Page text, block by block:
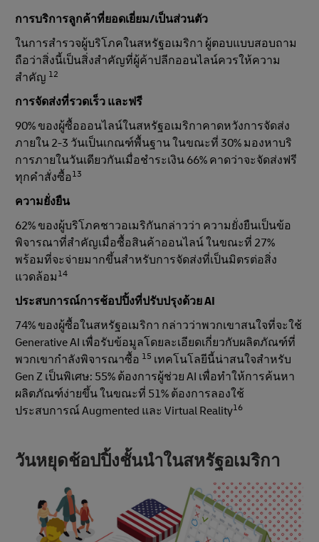
การบริการลูกค้าที่ยอดเยี่ยม/เป็นส่วนตัว
ในการสํารวจผู้บริโภคในสหรัฐอเมริกา ผู้ตอบแบบสอบถาม
ถือว่าสิ่งนี้เป็นสิ่งสําคัญที่ผู้ค้าปลีกออนไลน์ควรให้ความ
สําคัญ 12
การจัดส่งที่รวดเร็ว และฟรี
90% ของผู้ซื้อออนไลน์ในสหรัฐอเมริกาคาดหวังการจัดส่ง
ภายใน 2-3 วันเป็นเกณฑ์พื้นฐาน ในขณะที่ 30% มองหาบริ
การภายในวันเดียวกันเมื่อชําระเงิน 66% คาดว่าจะจัดส่งฟรี
ทุกคําสั่งซื้อ13
ความยั่งยืน
62% ของผู้บริโภคชาวอเมริกันกล่าวว่า ความยั่งยืนเป็นข้อ
พิจารณาที่สําคัญเมื่อซื้อสินค้าออนไลน์ ในขณะที่ 27%
พร้อมที่จะจ่ายมากขึ้นสําหรับการจัดส่งที่เป็นมิตรต่อสิ่ง
แวดล้อม 14
ประสบการณ์การช้อปปิ้งที่ปรับปรุงด้วย AI
74% ของผู้ซื้อในสหรัฐอเมริกา กล่าวว่าพวกเขาสนใจที่จะใช้
Generative AI เพื่อรับข้อมูลโดยละเอียดเกี่ยวกับผลิตภัณฑ์ที่
พวกเขากําลังพิจารณาซื้อ 15 เทคโนโลยีนี้น่าสนใจสําหรับ
Gen Z เป็นพิเศษ: 55% ต้องการผู้ช่วย AI เพื่อทําให้การค้นหา
ผลิตภัณฑ์ง่ายขึ้น ในขณะที่ 51% ต้องการลองใช้
ประสบการณ์ Augmented และ Virtual Reality16
วันหยุดช้อปปิ้งชั้นนําในสหรัฐอเมริกา